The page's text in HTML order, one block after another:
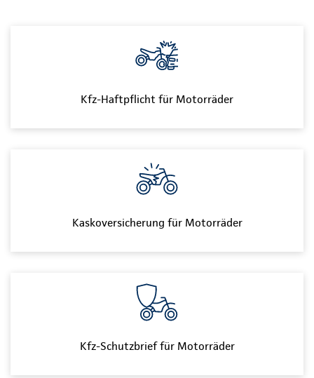
Kfz-Haftpflicht für Motorräder
Kaskoversicherung für Motorräder
Kfz-Schutzbrief für Motorräder